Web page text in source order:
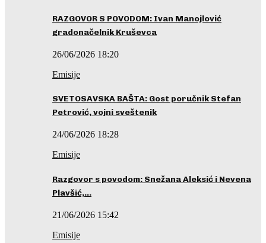
RAZGOVOR S POVODOM: Ivan Manojlović
gradonačelnik Kruševca
26/06/2026 18:20
Emisije
SVETOSAVSKA BAŠTA: Gost poručnik Stefan
Petrović, vojni sveštenik
24/06/2026 18:28
Emisije
Razgovor s povodom: Snežana Aleksić i Nevena
Plavšić,…
21/06/2026 15:42
Emisije